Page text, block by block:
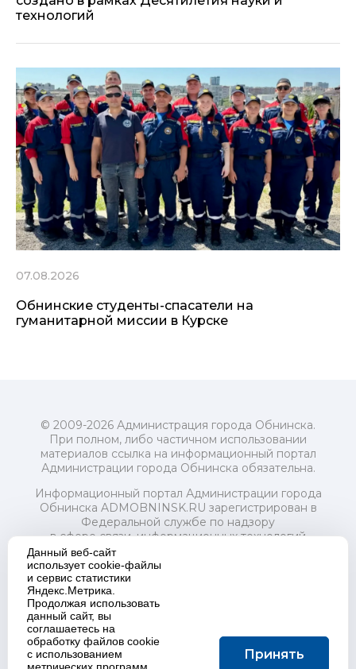
технологий
07.08.2026
Обнинские студенты-спасатели на
гуманитарной миссии в Курске
© 2009-2026 Администрация города Обнинска.
При полном, либо частичном использовании
материалов ссылка на информационный портал
Администрации города Обнинска обязательна.
Информационный портал Администрации города
Обнинска ADMOBNINSK.RU зарегистрирован в
Федеральной службе по надзору
в сфере связи, информационных технологий
и массовых коммуникаций (Роскомнадзор) 24 июля
2018 года.
Свидетельство о регистрации Эл № ФС77-73321
Учредитель: Администрация (исполнительно-
распорядительный орган) городского округа "Город
Обнинск". Главный редактор: Байкова Е.А.
Адрес электронной почты Редакции:
redactor@admobninsk.ru
Данный веб-сайт
использует cookie-файлы
и сервис статистики
Яндекс.Метрика.
Продолжая использовать
данный сайт, вы
соглашаетесь на
обработку файлов cookie
с использованием
Принять